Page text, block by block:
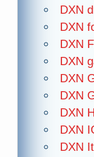
DXN
DXN
DXN
DXN
DXN
DXN
DXN
DXN
DXN